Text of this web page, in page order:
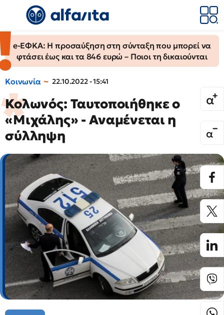
e-ΕΦΚΑ: Η προσαύξηση στη σύνταξη που μπορεί να
φτάσει έως και τα 846 ευρώ – Ποιοι τη δικαιούνται
Κοινωνία 22.10.2022 - 15:41
Κολωνός: Ταυτοποιήθηκε ο
«Μιχάλης» - Αναμένεται η
σύλληψη